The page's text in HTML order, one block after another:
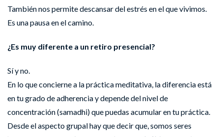
También nos permite descansar del estrés en el que vivimos.
Es una pausa en el camino.
¿Es muy diferente a un retiro presencial?
Sí y no.
En lo que concierne a la práctica meditativa, la diferencia está
en tu grado de adherencia y depende del nivel de
concentración (samadhi) que puedas acumular en tu práctica.
Desde el aspecto grupal hay que decir que, somos seres